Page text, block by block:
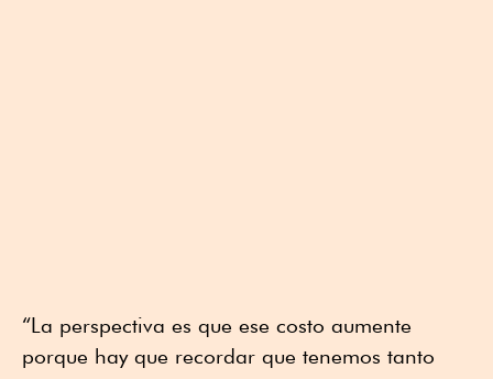
“La perspectiva es que ese costo aumente
porque hay que recordar que tenemos tanto